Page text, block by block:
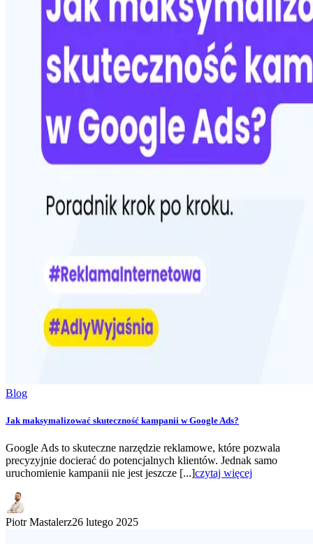
Blog
Jak maksymalizować skuteczność kampanii w Google Ads?
Google Ads to skuteczne narzędzie reklamowe, które pozwala
precyzyjnie docierać do potencjalnych klientów. Jednak samo
uruchomienie kampanii nie jest jeszcze [...]czytaj więcej
Piotr Mastalerz26 lutego 2025